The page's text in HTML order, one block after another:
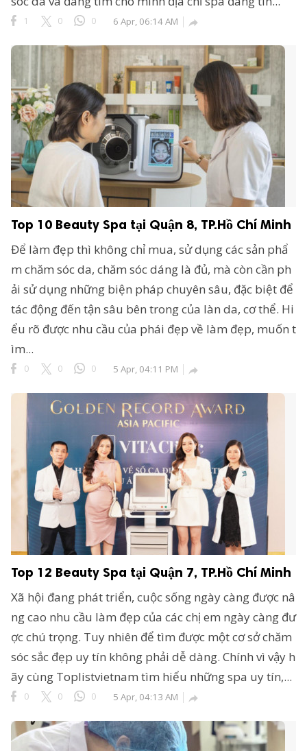
1 0 0 6 Apr, 06:14 AM 
Top 10 Beauty Spa tại Quận 8, TP.Hồ Chí Minh
Để làm đẹp thì không chỉ mua, sử dụng các sản phẩ
m chăm sóc da, chăm sóc dáng là đủ, mà còn cần ph
ải sử dụng những biện pháp chuyên sâu, đặc biệt để
tác động đến tận sâu bên trong của làn da, cơ thể. Hi
ểu rõ được nhu cầu của phái đẹp về làm đẹp, muốn t
ìm...
0 0 0 5 Apr, 04:11 PM 
Top 12 Beauty Spa tại Quận 7, TP.Hồ Chí Minh
Xã hội đang phát triển, cuộc sống ngày càng được nâ
ng cao nhu cầu làm đẹp của các chị em ngày càng đư
ợc chú trọng. Tuy nhiên để tìm được một cơ sở chăm
sóc sắc đẹp uy tín không phải dễ dàng. Chính vì vậy h
ãy cùng Toplistvietnam tìm hiểu những spa uy tín,...
0 0 0 5 Apr, 04:13 AM 